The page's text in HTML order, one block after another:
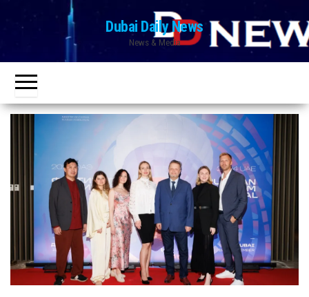
to
the
content
Dubai Daily News
News & Media